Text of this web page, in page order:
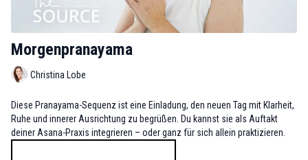
Morgenpranayama
Christina Lobe
Diese Pranayama-Sequenz ist eine Einladung, den neuen Tag mit Klarheit,
Ruhe und innerer Ausrichtung zu begrüßen. Du kannst sie als Auftakt
deiner Asana-Praxis integrieren – oder ganz für sich allein praktizieren.